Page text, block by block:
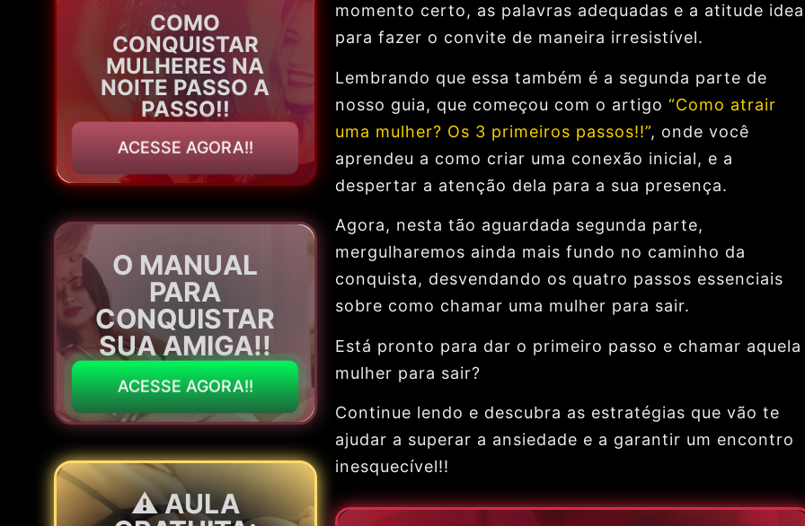
COMO
CONQUISTAR
MULHERES NA
NOITE PASSO A
PASSO!!
ACESSE AGORA!!
O MANUAL
PARA
CONQUISTAR
SUA AMIGA!!
ACESSE AGORA!!
⚠️ AULA
momento certo, as palavras adequadas e a atitude
para fazer o convite de maneira irresistível.
Lembrando que essa também é a segunda parte de
nosso guia, que começou com o artigo “Como atrair
uma mulher? Os 3 primeiros passos!!”, onde você
aprendeu a como criar uma conexão inicial, e a
despertar a atenção dela para a sua presença.
Agora, nesta tão aguardada segunda parte,
mergulharemos ainda mais fundo no caminho da
conquista, desvendando os quatro passos essenciais
sobre como chamar uma mulher para sair.
Está pronto para dar o primeiro passo e chamar aquela
mulher para sair?
Continue lendo e descubra as estratégias que vão te
ajudar a superar a ansiedade e a garantir um encontro
inesquecível!!